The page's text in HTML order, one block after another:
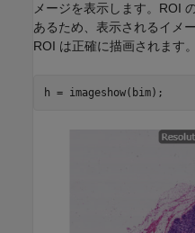
メージを表示します。ROI
あるため、表示されるイメ
ROI は正確に描画されます。
h = imageshow(bim);